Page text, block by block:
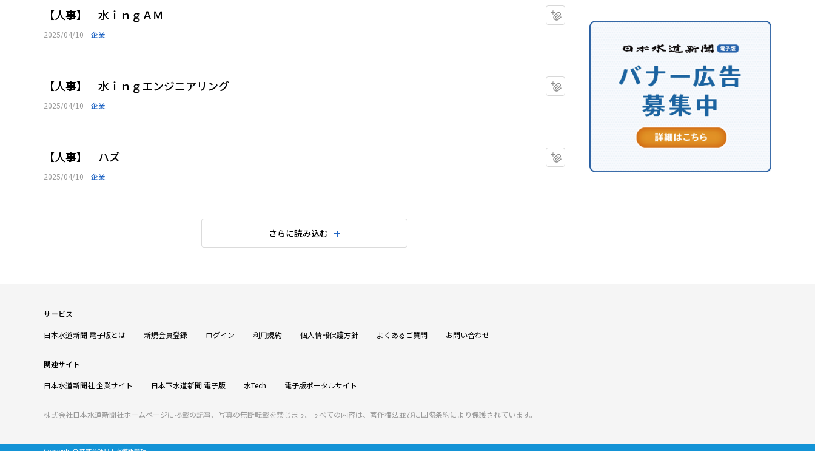
【人事】 水ｉｎｇＡＭ
2025/04/10 企業
【人事】 水ｉｎｇエンジニアリング
2025/04/10 企業
マイクリップに追加
【人事】 ハズ
2025/04/10 企業
さらに読み込む
サービス
日本水道新聞 電子版とは 新規会員登録 ログイン 利用規約 個人情報保護方針 よくあるご質問 お問い合わせ
関連サイト
日本水道新聞社 企業サイト 日本下水道新聞 電子版 水Tech 電子版ポータルサイト
株式会社日本水道新聞社ホームページに掲載の記事、写真の無断転載を禁じます。すべての内容は、著作権法並びに国際条約により保護されています。